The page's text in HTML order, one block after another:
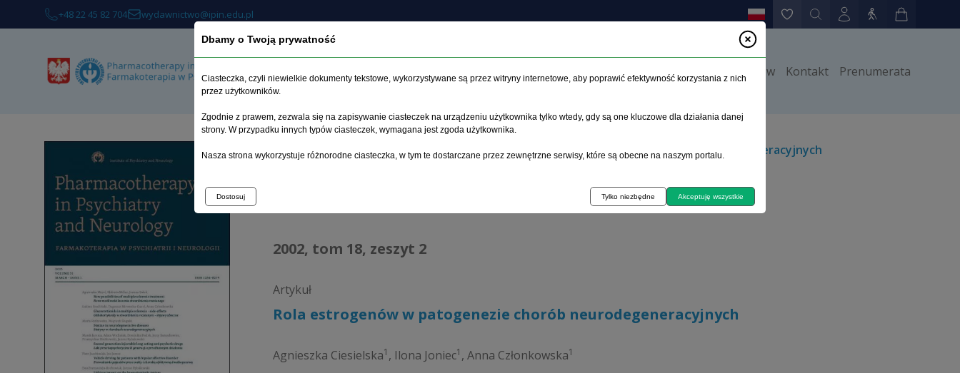
+48 22 45 82 704 wydawnictwo@ipin.edu.pl
O czasopiśmie Zeszyt aktualny Archiwum Artykuły Instrukcje dla autorów Kontakt Prenumerata
Strona główna >Archiwum>zeszyt 2>Rola estrogenów w patogenezie chorób neurodegeneracyjnych
2002, tom 18, zeszyt 2
Artykuł
Rola estrogenów w patogenezie chorób neurodegeneracyjnych
Agnieszka Ciesielska1 , Ilona Joniec1 , Anna Członkowska1
Dbamy o Twoją prywatność
Ciasteczka, czyli niewielkie dokumenty tekstowe, wykorzystywane są przez witryny internetowe, aby poprawić efektywność korzystania z nich
przez użytkowników.
Zgodnie z prawem, zezwala się na zapisywanie ciasteczek na urządzeniu użytkownika tylko wtedy, gdy są one kluczowe dla działania danej
strony. W przypadku innych typów ciasteczek, wymagana jest zgoda użytkownika.
Nasza strona wykorzystuje różnorodne ciasteczka, w tym te dostarczane przez zewnętrzne serwisy, które są obecne na naszym portalu.
Dostosuj Tylko niezbędne Akceptuję wszystkie